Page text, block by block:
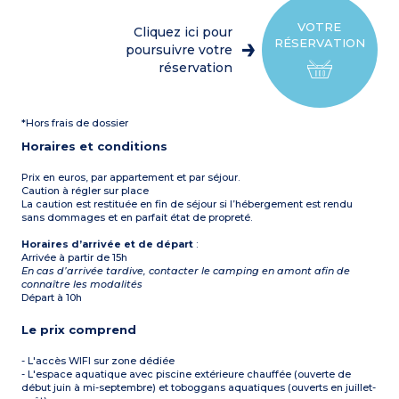
1 chambre avec 1 lit double
1 chambre avec 2 lits
superposés (90 cm)
1 salle d’eau avec douche,
jardin
adapté aux personnes à
Capacité max. 6
personnes
VOTRE
RÉSERVATION
Cliquez ici pour
poursuivre votre
réservation
*Hors frais de dossier
Horaires et conditions
Prix en euros, par appartement et par séjour.
Caution à régler sur place
La caution est restituée en fin de séjour si l’hébergement est rendu
sans dommages et en parfait état de propreté.
Horaires d’arrivée et de départ :
Arrivée à partir de 15h
En cas d’arrivée tardive, contacter le camping en amont afin de
connaître les modalités
Départ à 10h
Le prix comprend
- L'accès WIFI sur zone dédiée
- L'espace aquatique avec piscine extérieure chauffée (ouverte de
début juin à mi-septembre) et toboggans aquatiques (ouverts en juillet-